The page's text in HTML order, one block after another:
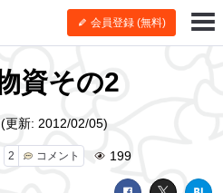
会員登録 (無料)
資その2
2 コメント 199
(更新: 2012/02/05)